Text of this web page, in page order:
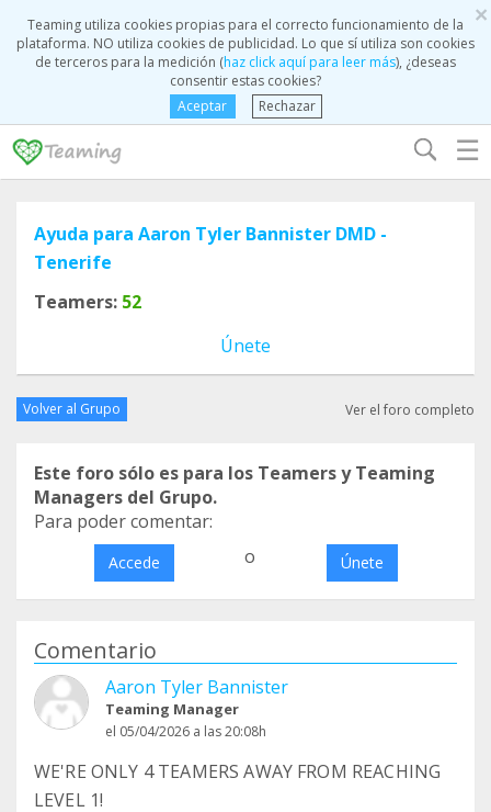
×
Teaming utiliza cookies propias para el correcto funcionamiento de la
plataforma. NO utiliza cookies de publicidad. Lo que sí utiliza son cookies
de terceros para la medición (haz click aquí para leer más), ¿deseas
consentir estas cookies?
Aceptar
Rechazar
☰
Ayuda para Aaron Tyler Bannister DMD -
Tenerife
Teamers: 52
Únete
Volver al Grupo Ver el foro completo
Este foro sólo es para los Teamers y Teaming
Managers del Grupo.
Para poder comentar:
Accede o Únete
Comentario
Aaron Tyler Bannister
Teaming Manager
el 05/04/2026 a las 20:08h
WE'RE ONLY 4 TEAMERS AWAY FROM REACHING
LEVEL 1!